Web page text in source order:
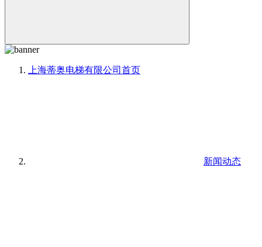
上海蒂奥电梯有限公司 首页
新闻动态